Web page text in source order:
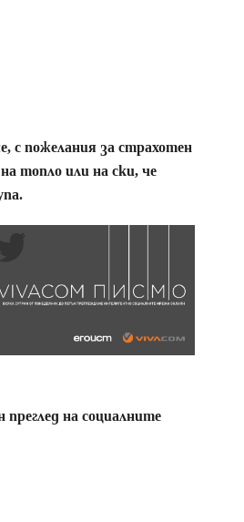
с пожелания за страхотен
топло или на ски, че
на социалните